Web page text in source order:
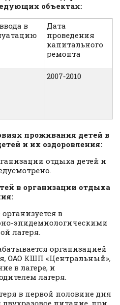
объектах:
в
Дата
проведения
капитального
ремонта
2007-2010
проживания детей в
и их оздоровления:
отдыха детей и
в организации отдыха
в
эпидемиологическими
лагеря.
организацией
ОАО КШП «Центральный»,
в лагере, и
лагеря.
в первой половине дня
питание, при